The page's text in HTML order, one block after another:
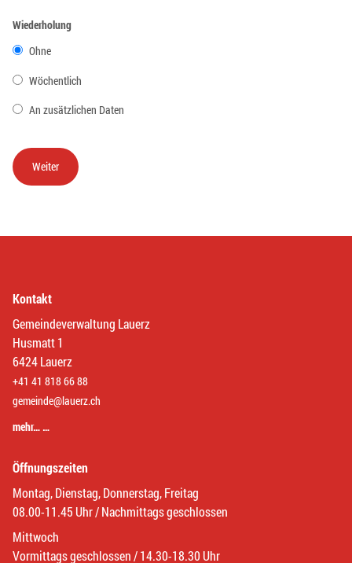
Wiederholung
Ohne
Wöchentlich
An zusätzlichen Daten
Kontakt
Gemeindeverwaltung Lauerz
Husmatt 1
6424 Lauerz
+41 41 818 66 88
gemeinde@lauerz.ch
mehr… …
Öffnungszeiten
Montag, Dienstag, Donnerstag, Freitag
08.00-11.45 Uhr / Nachmittags geschlossen
Mittwoch
Vormittags geschlossen / 14.30-18.30 Uhr